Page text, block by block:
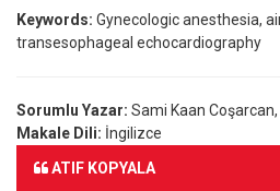
Keywords: Gynecologic anesthesia,
transesophageal echocardiography
Sorumlu Yazar: Sami Kaan
Makale Dili: İngilizce
ATIF KOPYALA